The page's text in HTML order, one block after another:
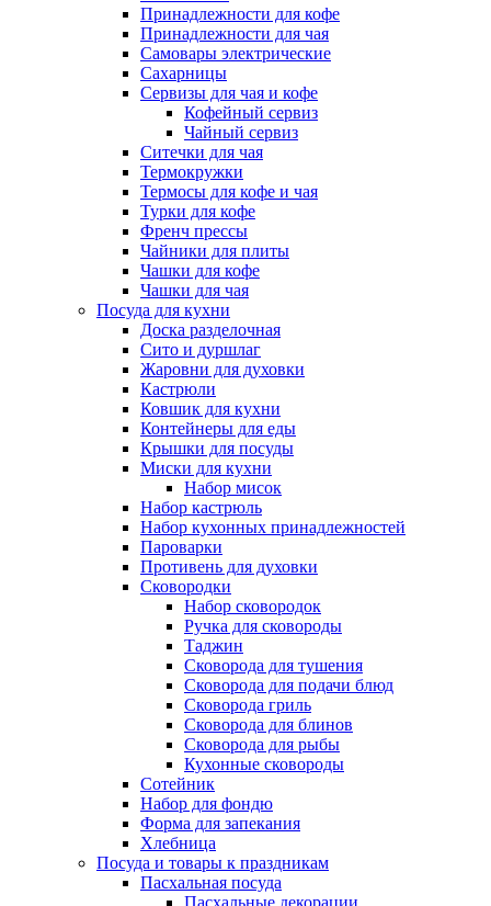
Принадлежности для кофе
Принадлежности для чая
Самовары электрические
Сахарницы
Сервизы для чая и кофе
Кофейный сервиз
Чайный сервиз
Ситечки для чая
Термокружки
Термосы для кофе и чая
Турки для кофе
Френч прессы
Чайники для плиты
Чашки для кофе
Чашки для чая
Посуда для кухни
Доска разделочная
Сито и дуршлаг
Жаровни для духовки
Кастрюли
Ковшик для кухни
Контейнеры для еды
Крышки для посуды
Миски для кухни
Набор мисок
Набор кастрюль
Набор кухонных принадлежностей
Пароварки
Противень для духовки
Сковородки
Набор сковородок
Ручка для сковороды
Таджин
Сковорода для тушения
Сковорода для подачи блюд
Сковорода гриль
Сковорода для блинов
Сковорода для рыбы
Кухонные сковороды
Сотейник
Набор для фондю
Форма для запекания
Хлебница
Посуда и товары к праздникам
Пасхальная посуда
Пасхальные декорации